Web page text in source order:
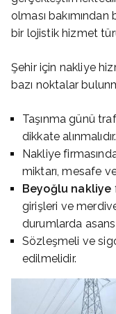
olması
bir lojistik hizmet
Şehir için nakliye
bazı noktalar
Taşınma günü
dikkate alınmalıdır.
Nakliye
miktarı, mesafe
Beyoğlu nakliye
girişleri ve
durumlarda
Sözleşmeli ve
edilmelidir.